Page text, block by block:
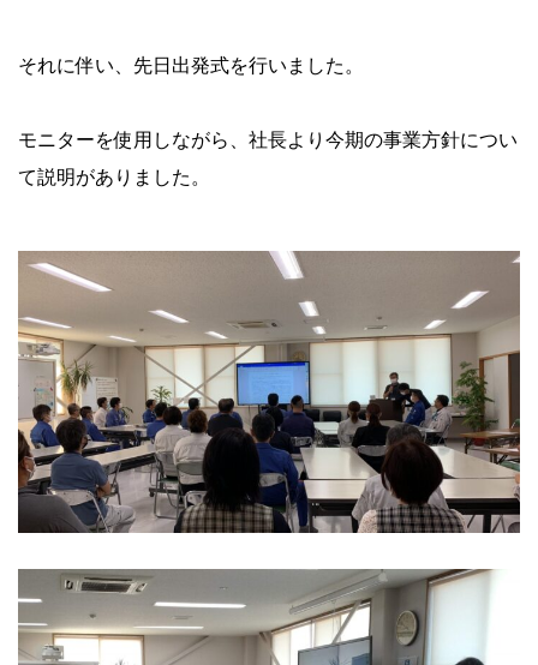
それに伴い、先日出発式を行いました。
モニターを使用しながら、社長より今期の事業方針につい
て説明がありました。